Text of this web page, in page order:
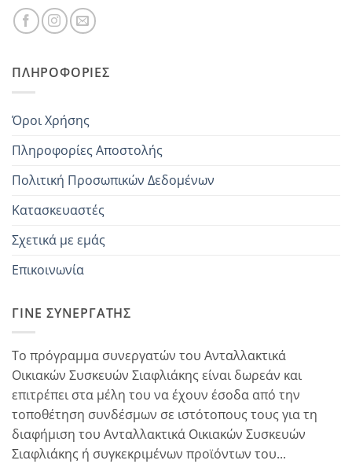
ΠΛΗΡΟΦΟΡΊΕΣ
Όροι Χρήσης
Πληροφορίες Αποστολής
Πολιτική Προσωπικών Δεδομένων
Κατασκευαστές
Σχετικά με εμάς
Επικοινωνία
ΓΊΝΕ ΣΥΝΕΡΓΆΤΗΣ
Το πρόγραμμα συνεργατών του Ανταλλακτικά
Οικιακών Συσκευών Σιαφλιάκης είναι δωρεάν και
επιτρέπει στα μέλη του να έχουν έσοδα από την
τοποθέτηση συνδέσμων σε ιστότοπους τους για τη
διαφήμιση του Ανταλλακτικά Οικιακών Συσκευών
Σιαφλιάκης ή συγκεκριμένων προϊόντων του...